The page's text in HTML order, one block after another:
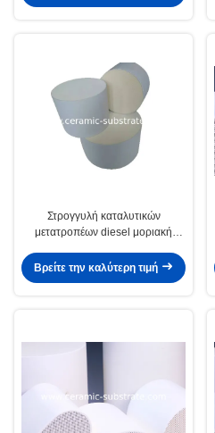
Στρογγυλή καταλυτικών
μετατροπέων diesel μοριακή
διήθησης φίλτρων υψηλή
Βρείτε την καλύτερη τιμή